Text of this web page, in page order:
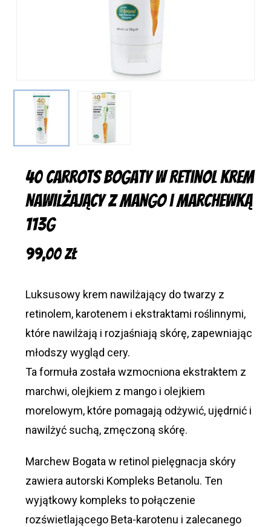
40 Carrots Bogaty w Retinol Krem
Nawilżający z Mango i Marchewką
113g
99,00zł
Luksusowy krem ​​nawilżający do twarzy z
retinolem, karotenem i ekstraktami roślinnymi,
które nawilżają i rozjaśniają skórę, zapewniając
młodszy wygląd cery.
Ta formuła została wzmocniona ekstraktem z
marchwi, olejkiem z mango i olejkiem
morelowym, które pomagają odżywić, ujędrnić i
nawilżyć suchą, zmęczoną skórę.
Marchew Bogata w retinol pielęgnacja skóry
zawiera autorski Kompleks Betanolu. Ten
wyjątkowy kompleks to połączenie
rozświetlającego Beta-karotenu i zalecanego